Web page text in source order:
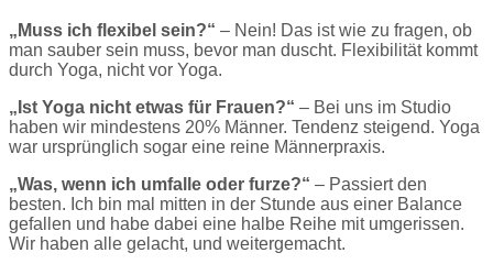
„Muss ich flexibel sein?“ – Nein! Das ist wie zu fragen, ob
man sauber sein muss, bevor man duscht. Flexibilität kommt
durch Yoga, nicht vor Yoga.
„Ist Yoga nicht etwas für Frauen?“ – Bei uns im Studio
haben wir mindestens 20% Männer. Tendenz steigend. Yoga
war ursprünglich sogar eine reine Männerpraxis.
„Was, wenn ich umfalle oder furze?“ – Passiert den
besten. Ich bin mal mitten in der Stunde aus einer Balance
gefallen und habe dabei eine halbe Reihe mit umgerissen.
Wir haben alle gelacht, und weitergemacht.